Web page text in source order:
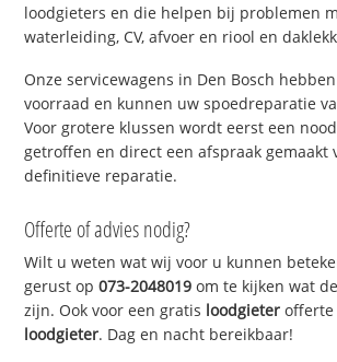
loodgieters en die helpen bij problemen
waterleiding, CV, afvoer en riool en
Onze servicewagens in Den Bosch
voorraad en kunnen uw spoedreparatie
Voor grotere klussen wordt eerst een
getroffen en direct een afspraak gemaakt
definitieve reparatie.
Offerte of advies nodig?
Wilt u weten wat wij voor u kunnen
gerust op073-2048019 om te kijken wat
zijn. Ook voor een gratis loodgieter offerte
loodgieter. Dag en nacht bereikbaar!